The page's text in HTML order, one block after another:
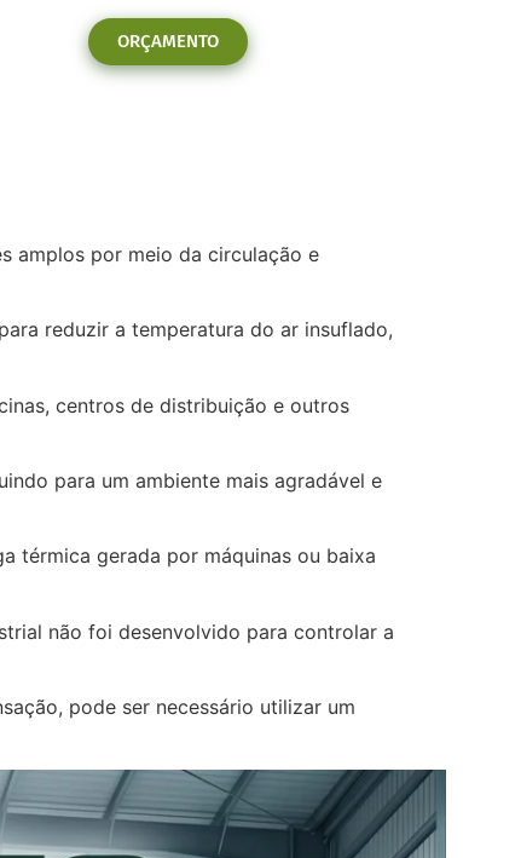
ORÇAMENTO
amplos por meio da circulação e
reduzir a temperatura do ar insuflado,
centros de distribuição e outros
para um ambiente mais agradável e
térmica gerada por máquinas ou baixa
não foi desenvolvido para controlar a
pode ser necessário utilizar um